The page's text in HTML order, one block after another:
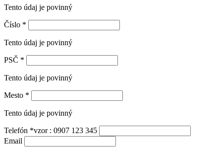
Tento údaj je povinný
Číslo *
Tento údaj je povinný
PSČ *
Tento údaj je povinný
Mesto *
Tento údaj je povinný
Telefón *vzor : 0907 123 345
Email